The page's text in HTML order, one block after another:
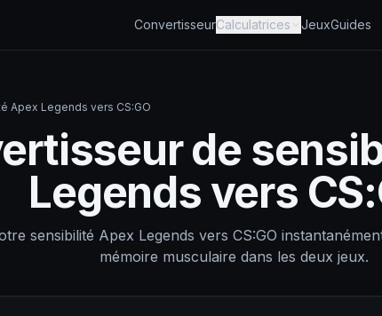
ConvertisseurCalculatrices JeuxGuides
Apex Legends vers CS:GO
de
Legends vers
sensibilité Apex Legends vers CS:GO
mémoire musculaire dans les deux jeux.